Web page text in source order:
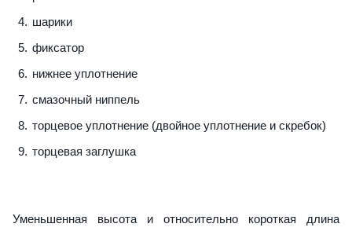
шарики
фиксатор
нижнее уплотнение
смазочный ниппель
торцевое уплотнение (двойное уплотнение и скребок)
торцевая заглушка
Уменьшенная высота и относительно короткая длина